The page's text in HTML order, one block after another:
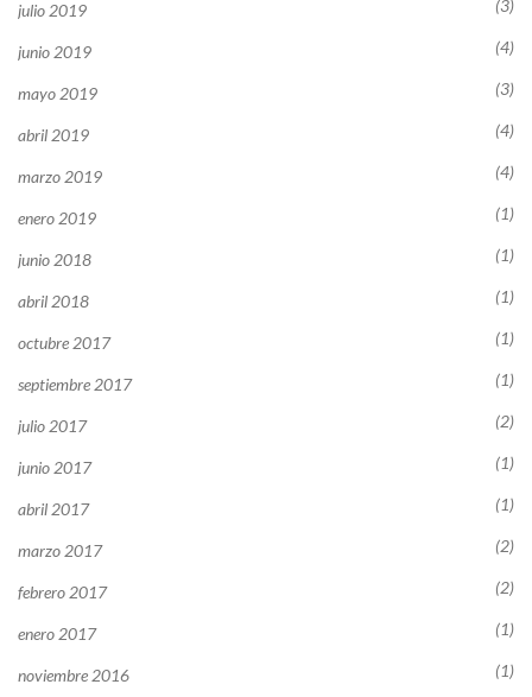
julio 2019 (3)
junio 2019 (4)
mayo 2019 (3)
abril 2019 (4)
marzo 2019 (4)
enero 2019 (1)
junio 2018 (1)
abril 2018 (1)
octubre 2017 (1)
septiembre 2017 (1)
julio 2017 (2)
junio 2017 (1)
abril 2017 (1)
marzo 2017 (2)
febrero 2017 (2)
enero 2017 (1)
noviembre 2016 (1)